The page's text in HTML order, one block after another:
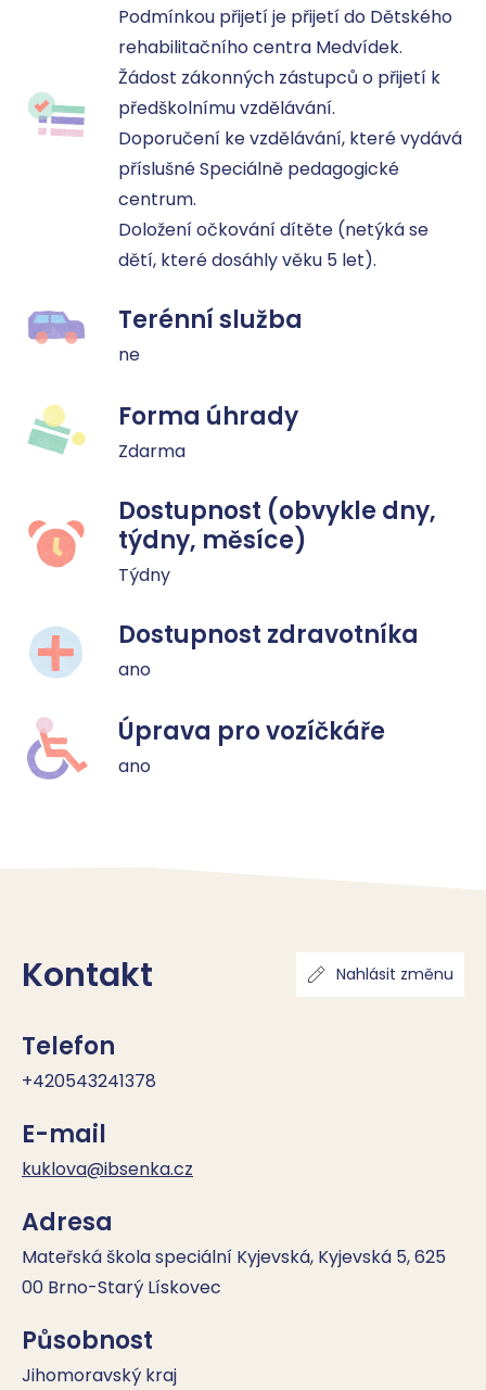
Podmínkou přijetí je přijetí do Dětského
rehabilitačního centra Medvídek.
Žádost zákonných zástupců o přijetí k
předškolnímu vzdělávání.
Doporučení ke vzdělávání, které vydává
příslušné Speciálně pedagogické
centrum.
Doložení očkování dítěte (netýká se
dětí, které dosáhly věku 5 let).
Terénní služba
ne
Forma úhrady
Zdarma
Dostupnost (obvykle dny,
týdny, měsíce)
Týdny
Dostupnost zdravotníka
ano
Úprava pro vozíčkáře
ano
Kontakt Nahlásit změnu
Telefon
+420543241378
E-mail
kuklova@ibsenka.cz
Adresa
Mateřská škola speciální Kyjevská, Kyjevská 5, 625
00 Brno-Starý Lískovec
Působnost
Jihomoravský kraj